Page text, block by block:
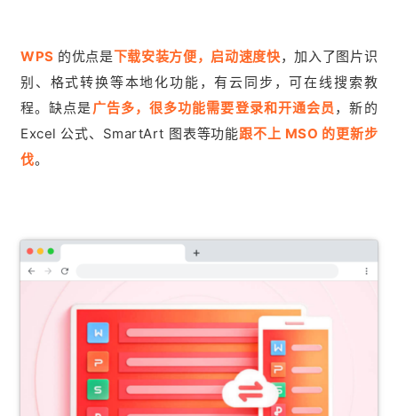
WPS 的优点是下载安装方便，启动速度快，加入了图片识
别、格式转换等本地化功能，有云同步，可在线搜索教
程。缺点是广告多，很多功能需要登录和开通会员 ，新的
Excel 公式、SmartArt 图表等功能跟不上 MSO 的更新步
伐。